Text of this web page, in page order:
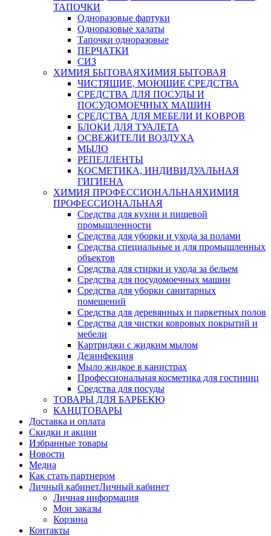
ТАПОЧКИ
Одноразовые фартуки
Одноразовые халаты
Тапочки одноразовые
ПЕРЧАТКИ
СИЗ
ХИМИЯ БЫТОВАЯХИМИЯ БЫТОВАЯ
ЧИСТЯЩИЕ, МОЮЩИЕ СРЕДСТВА
СРЕДСТВА ДЛЯ ПОСУДЫ И
ПОСУДОМОЕЧНЫХ МАШИН
СРЕДСТВА ДЛЯ МЕБЕЛИ И КОВРОВ
БЛОКИ ДЛЯ ТУАЛЕТА
ОСВЕЖИТЕЛИ ВОЗДУХА
МЫЛО
РЕПЕЛЛЕНТЫ
КОСМЕТИКА, ИНДИВИДУАЛЬНАЯ
ГИГИЕНА
ХИМИЯ ПРОФЕССИОНАЛЬНАЯХИМИЯ
ПРОФЕССИОНАЛЬНАЯ
Средства для кухни и пищевой
промышленности
Средства для уборки и ухода за полами
Средства специальные и для промышленных
объектов
Средства для стирки и ухода за бельем
Средства для посудомоечных машин
Средства для уборки санитарных
помещений
Средства для деревянных и паркетных полов
Средства для чистки ковровых покрытий и
мебели
Картриджи с жидким мылом
Дезинфекция
Мыло жидкое в канистрах
Профессиональная косметика для гостиниц
Средства для посуды
ТОВАРЫ ДЛЯ БАРБЕКЮ
КАНЦТОВАРЫ
Доставка и оплата
Скидки и акции
Избранные товары
Новости
Медиа
Как стать партнером
Личный кабинетЛичный кабинет
Личная информация
Мои заказы
Корзина
Контакты